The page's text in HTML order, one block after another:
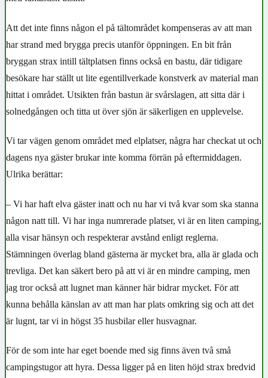
Att det inte finns någon el på tältområdet kompenseras av att man
har strand med brygga precis utanför öppningen. En bit från
bryggan strax intill tältplatsen finns också en bastu, där tidigare
besökare har ställt ut lite egentillverkade konstverk av material man
hittat i området. Utsikten från bastun är svårslagen, att sitta där i
solnedgången och titta ut över sjön är säkerligen en upplevelse.
Vi tar vägen genom området med elplatser, några har checkat ut och
dagens nya gäster brukar inte komma förrän på eftermiddagen.
Ulrika berättar:
– Vi har haft elva gäster inatt och nu har vi två kvar som ska stanna
någon natt till. Vi har inga numrerade platser, vi är en liten camping,
alla visar hänsyn och respekterar avstånd enligt reglerna.
Stämningen överlag bland gästerna är mycket bra, alla är glada och
trevliga. Det kan säkert bero på att vi är en mindre camping, men
jag tror också att lugnet man känner här bidrar mycket. För att
kunna behålla känslan av att man har plats omkring sig och att det
är lugnt, tar vi in högst 35 husbilar eller husvagnar.
För de som inte har eget boende med sig finns även två små
campingstugor att hyra. Dessa ligger på en liten höjd strax bredvid